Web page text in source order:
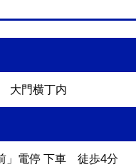
大門横丁内
」電停 下車 徒歩4分